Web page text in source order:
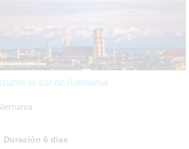
el sur de Alemania
Duración 6 dias